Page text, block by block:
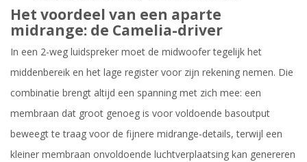
Het voordeel van een aparte
midrange: de Camelia-driver
In een 2-weg luidspreker moet de midwoofer tegelijk het
middenbereik en het lage register voor zijn rekening nemen. Die
combinatie brengt altijd een spanning met zich mee: een
membraan dat groot genoeg is voor voldoende basoutput
beweegt te traag voor de fijnere midrange-details, terwijl een
kleiner membraan onvoldoende luchtverplaatsing kan genereren